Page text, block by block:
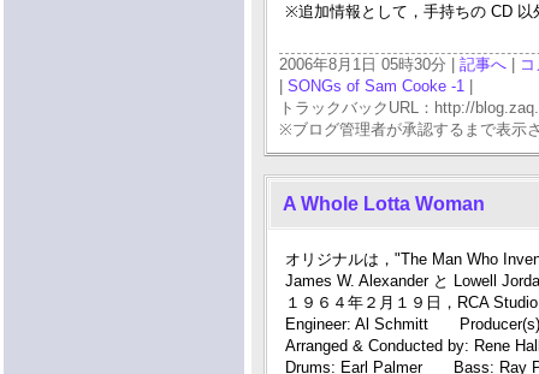
※追加情報として，手持ちの CD
2006年8月1日 05時30分 | 記事へ
SONGs of Sam Cooke -1
トラックバックURL：http://
※ブログ管理者が承認するまで表示
A Whole Lotta Woman
オリジナルは，"The Man Who
James W. Alexander と Lowell
１９６４年２月１９日，RCA
Engineer: Al Schmitt
Arranged & Conducted by: Rene
Drums: Earl Palmer Bass: Ray